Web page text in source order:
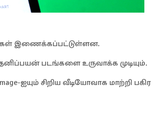
இணைக்கப்பட்டுள்ளன.
படங்களை உருவாக்க முடியும்.
ஐயும் சிறிய வீடியோவாக மாற்றி பகிர